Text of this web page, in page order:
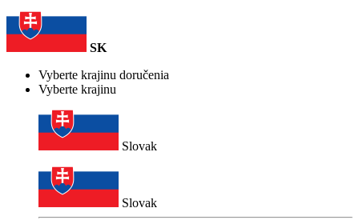
SK
Vyberte krajinu doručenia
Vyberte krajinu
Slovak
Slovak